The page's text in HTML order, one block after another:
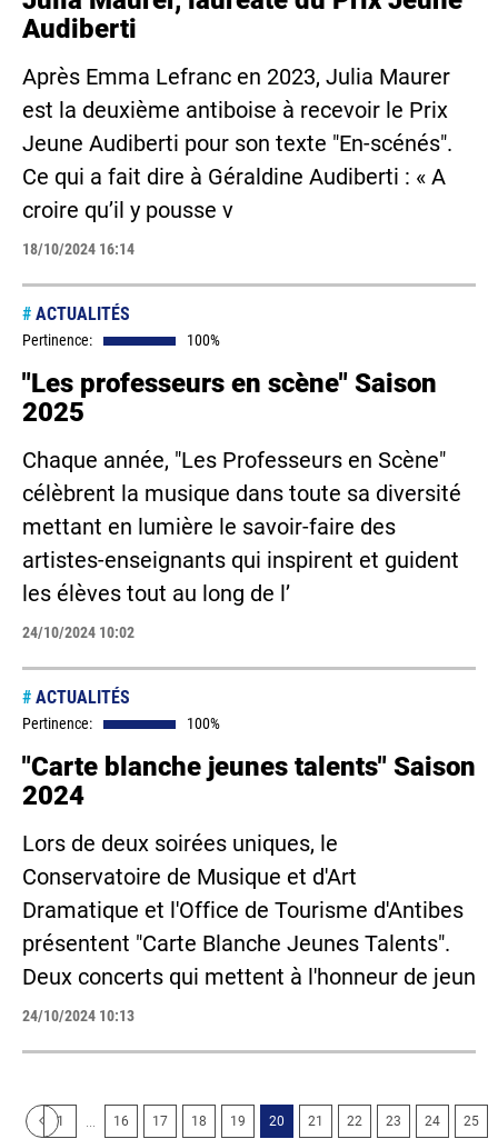
Audiberti
Après Emma Lefranc en 2023, Julia Maurer
est la deuxième antiboise à recevoir le Prix
Jeune Audiberti pour son texte "En-scénés".
Ce qui a fait dire à Géraldine Audiberti : « A
croire qu’il y pousse v
18/10/2024 16:14
# ACTUALITÉS
Pertinence: 100%
"Les professeurs en scène" Saison
2025
Chaque année, "Les Professeurs en Scène"
célèbrent la musique dans toute sa diversité
mettant en lumière le savoir-faire des
artistes-enseignants qui inspirent et guident
les élèves tout au long de l’
24/10/2024 10:02
# ACTUALITÉS
Pertinence: 100%
"Carte blanche jeunes talents" Saison
2024
Lors de deux soirées uniques, le
Conservatoire de Musique et d'Art
Dramatique et l'Office de Tourisme d'Antibes
présentent "Carte Blanche Jeunes Talents".
Deux concerts qui mettent à l'honneur de jeun
24/10/2024 10:13
1 16 17 18 19 20 21 22 23 24 25